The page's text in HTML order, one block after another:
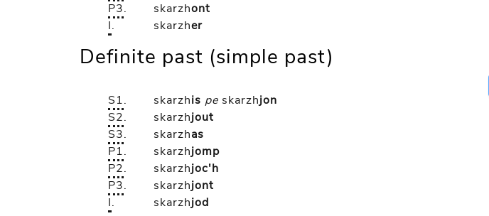
P3. skarzhont
I. skarzher
Definite past (simple past)
S1. skarzhis pe skarzhjon
S2. skarzhjout
S3. skarzhas
P1. skarzhjomp
P2. skarzhjoc'h
P3. skarzhjont
I. skarzhjod